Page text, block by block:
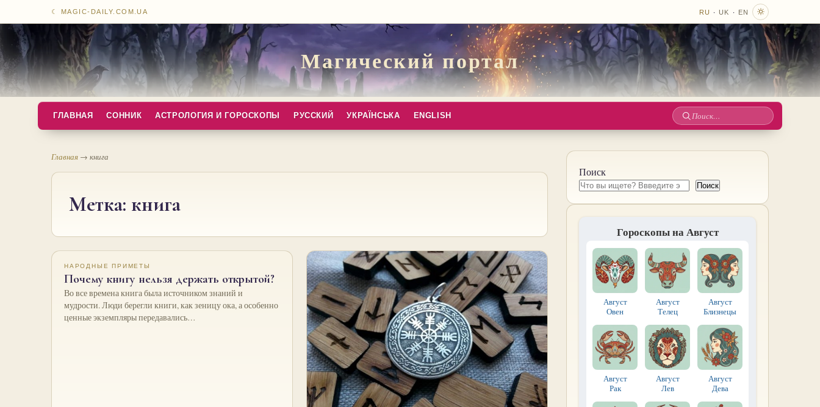
☾ MAGIC-DAILY.COM.UA RU · UK · EN
Магический портал
ГЛАВНАЯ СОННИК АСТРОЛОГИЯ И ГОРОСКОПЫ РУССКИЙ УКРАЇНСЬКА ENGLISH
Поиск
Главная → книга
Метка: книга
НАРОДНЫЕ ПРИМЕТЫ
Почему книгу нельзя держать открытой?
Во все времена книга была источником знаний и
мудрости. Люди берегли книги, как зеницу ока, а особенно
ценные экземпляры передавались…
Поиск
Поиск
Гороскопы на Август
Август
Овен
Август
Телец
Август
Близнецы
Август
Рак
Август
Лев
Август
Дева